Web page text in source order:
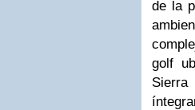
de la
golf